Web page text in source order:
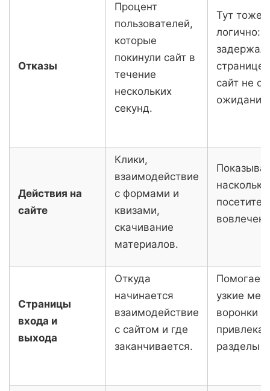
Отказы
Процент
пользователей,
которые
покинули сайт в
течение
нескольких
секунд.
Тут тоже
логично:
странице
сайт не
ожиданий.
Действия на
сайте
Клики,
взаимодействие
с формами и
квизами,
скачивание
материалов.
насколько
вовлечен.
Страницы
входа и
выхода
Откуда
начинается
взаимодействие
с сайтом и где
заканчивается.
Помогает
узкие
воронки
разделы